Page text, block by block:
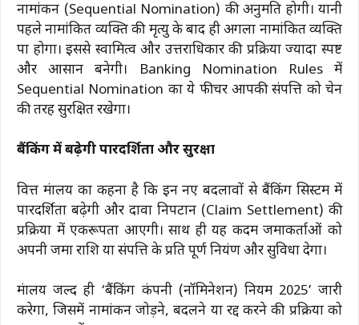
नामांकन (Sequential Nomination) की अनुमति होगी। यानी
पहले नामांकित व्यक्ति की मृत्यु के बाद ही अगला नामांकित व्यक्ति
पात्र होगा। इससे स्वामित्व और उत्तराधिकार की प्रक्रिया ज्यादा स्पष्ट
और आसान बनेगी। Banking Nomination Rules में
Sequential Nomination का ये फीचर आपकी संपत्ति को चेन
की तरह सुरक्षित रखेगा।
बैंकिंग में बढ़ेगी पारदर्शिता और सुरक्षा
वित्त मंत्रालय का कहना है कि इन नए बदलावों से बैंकिंग सिस्टम में
पारदर्शिता बढ़ेगी और दावा निपटान (Claim Settlement) की
प्रक्रिया में एकरूपता आएगी। साथ ही यह कदम जमाकर्ताओं को
अपनी जमा राशि या संपत्ति के प्रति पूर्ण नियंत्रण और सुविधा देगा।
मंत्रालय जल्द ही ‘बैंकिंग कंपनी (नॉमिनेशन) नियम 2025’ जारी
करेगा, जिसमें नामांकन जोड़ने, बदलने या रद्द करने की प्रक्रिया को